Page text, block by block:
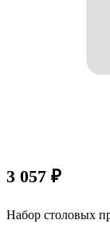
3 057 ₽
Набор столовых